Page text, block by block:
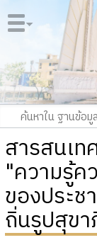
สารสนเ
"ความรู้ค
ของประ
ถิ่นรูปสุข